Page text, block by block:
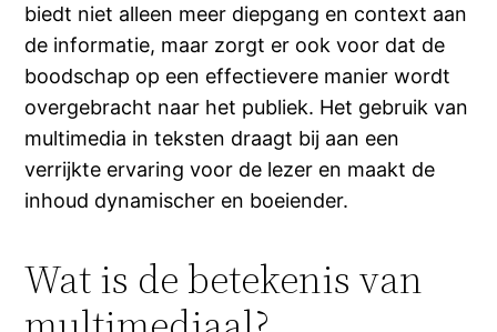
biedt niet alleen meer diepgang en context aan
de informatie, maar zorgt er ook voor dat de
boodschap op een effectievere manier wordt
overgebracht naar het publiek. Het gebruik van
multimedia in teksten draagt bij aan een
verrijkte ervaring voor de lezer en maakt de
inhoud dynamischer en boeiender.
Wat is de betekenis van